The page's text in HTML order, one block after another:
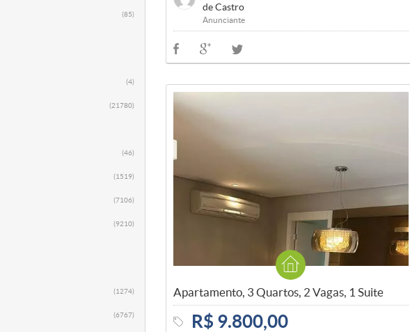
(85)
(4)
(21780)
(46)
(1519)
(7106)
(9210)
(1274)
(6767)
de Castro
Anunciante
Apartamento, 3 Quartos, 2 Vagas, 1 Suite
R$ 9.800,00